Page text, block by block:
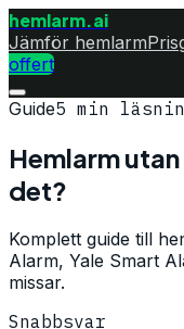
hemlarm.ai
Jämför hemlarm
offert
Guide5 min
Hemlarm
det?
Komplett guide till
Alarm, Yale Smart
missar.
Snabbsvar